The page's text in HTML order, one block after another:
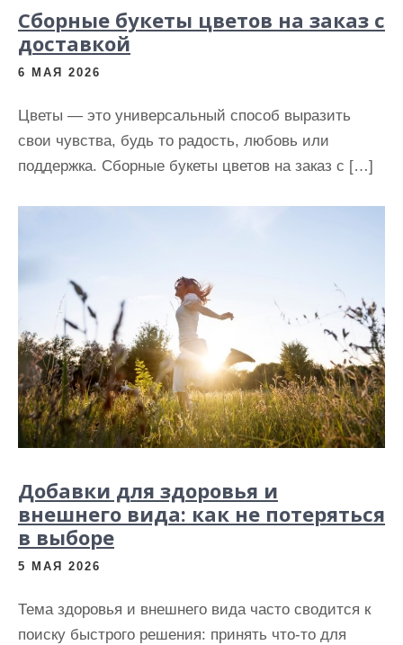
Сборные букеты цветов на заказ с
доставкой
6 МАЯ 2026
Цветы — это универсальный способ выразить
свои чувства, будь то радость, любовь или
поддержка. Сборные букеты цветов на заказ с […]
Добавки для здоровья и
внешнего вида: как не потеряться
в выборе
5 МАЯ 2026
Тема здоровья и внешнего вида часто сводится к
поиску быстрого решения: принять что-то для